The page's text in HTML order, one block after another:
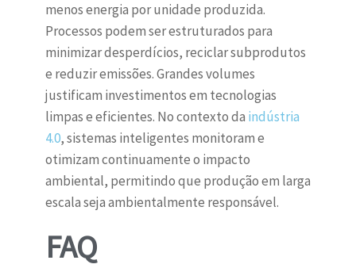
menos energia por unidade produzida.
Processos podem ser estruturados para
minimizar desperdícios, reciclar subprodutos
e reduzir emissões. Grandes volumes
justificam investimentos em tecnologias
limpas e eficientes. No contexto da indústria
4.0, sistemas inteligentes monitoram e
otimizam continuamente o impacto
ambiental, permitindo que produção em larga
escala seja ambientalmente responsável.
FAQ